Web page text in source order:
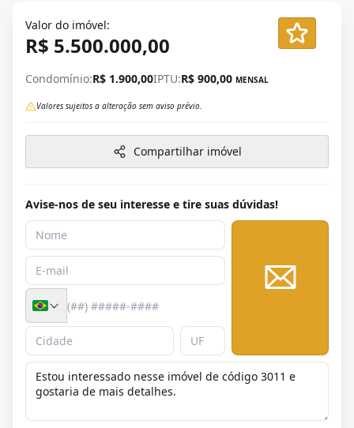
Valor do imóvel:
R$ 5.500.000,00
Condomínio:R$ 1.900,00IPTU:R$ 900,00 MENSAL
Valores sujeitos a alteração sem aviso prévio.
Compartilhar imóvel
Avise-nos de seu interesse e tire suas dúvidas!